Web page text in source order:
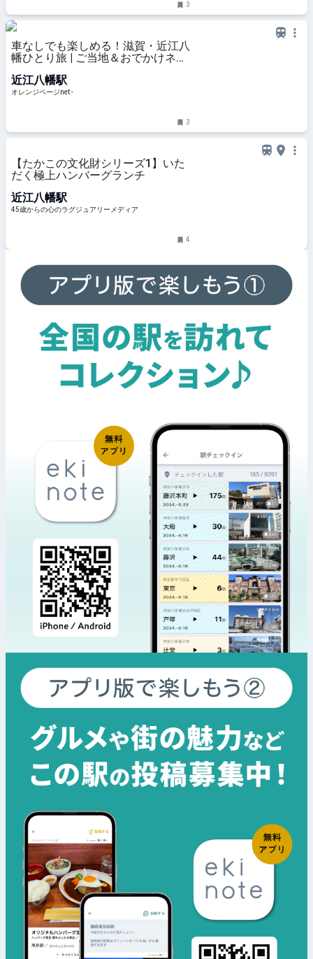
3
車なしでも楽しめる！滋賀・近江八
幡ひとり旅 | ご当地＆おでかけネタ
近江八幡駅
オレンジページnet -
3
【たかこの文化財シリーズ1】いた
だく極上ハンバーグランチ
近江八幡駅
45歳からの心のラグジュアリーメディア
4